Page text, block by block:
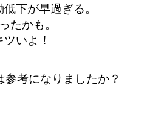
下が早過ぎる。
たかも。
いよ！
参考になりましたか？